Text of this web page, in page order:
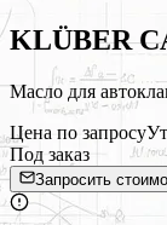
KLÜBER
Масло для
Цена по запросу
Под заказ
Запросить